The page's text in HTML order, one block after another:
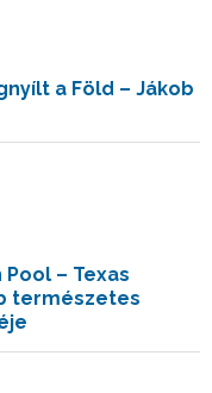
a Föld – Jákob
– Texas
természetes